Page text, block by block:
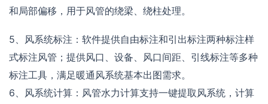
和局部偏移，用于风管的绕梁、绕柱处理。
5、风系统标注：软件提供自由标注和引出标注两种标注样
式标注风管；提供风口、设备、风口间距、引线标注等多种
标注工具，满足暖通风系统基本出图需求。
6、风系统计算：风管水力计算支持一键提取风系统，计算